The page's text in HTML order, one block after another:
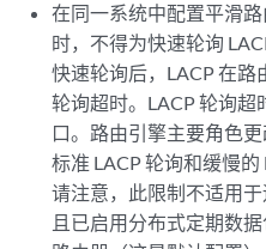
在同一系统中配置平滑
时，不得为快速轮询
快速轮询后，LACP 在
轮询超时。LACP 轮询
口。路由引擎主要角色
标准 LACP 轮询和缓慢的
请注意，此限制不适用于
且已启用分布式定期数